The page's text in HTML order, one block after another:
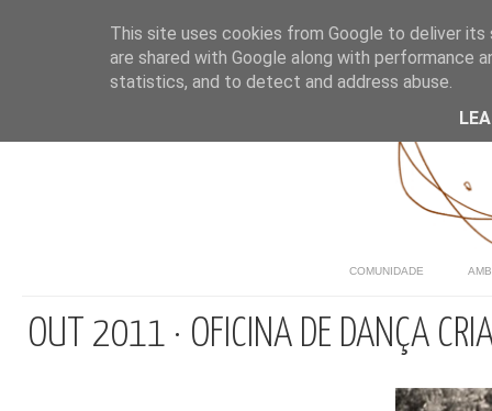
COMUNIDADE
OUT 2011 · OFICINA DE DANÇA
This site uses cookies from Google to deliver
are shared with Google along with performance
statistics, and to detect and address abuse.